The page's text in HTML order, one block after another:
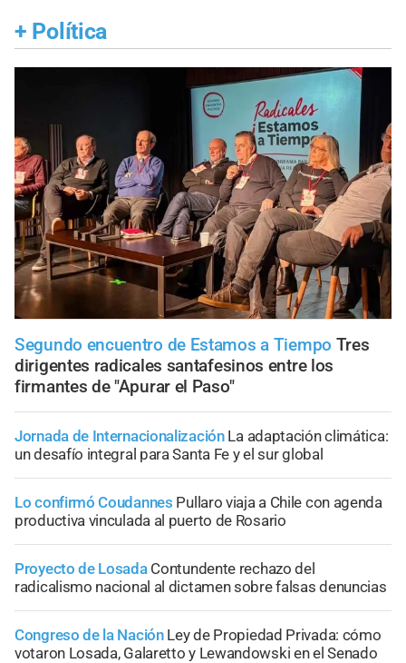
+ Política
Segundo encuentro de Estamos a Tiempo Tres
dirigentes radicales santafesinos entre los
firmantes de "Apurar el Paso"
Jornada de Internacionalización La adaptación climática:
un desafío integral para Santa Fe y el sur global
Lo confirmó Coudannes Pullaro viaja a Chile con agenda
productiva vinculada al puerto de Rosario
Proyecto de Losada Contundente rechazo del
radicalismo nacional al dictamen sobre falsas denuncias
Congreso de la Nación Ley de Propiedad Privada: cómo
votaron Losada, Galaretto y Lewandowski en el Senado